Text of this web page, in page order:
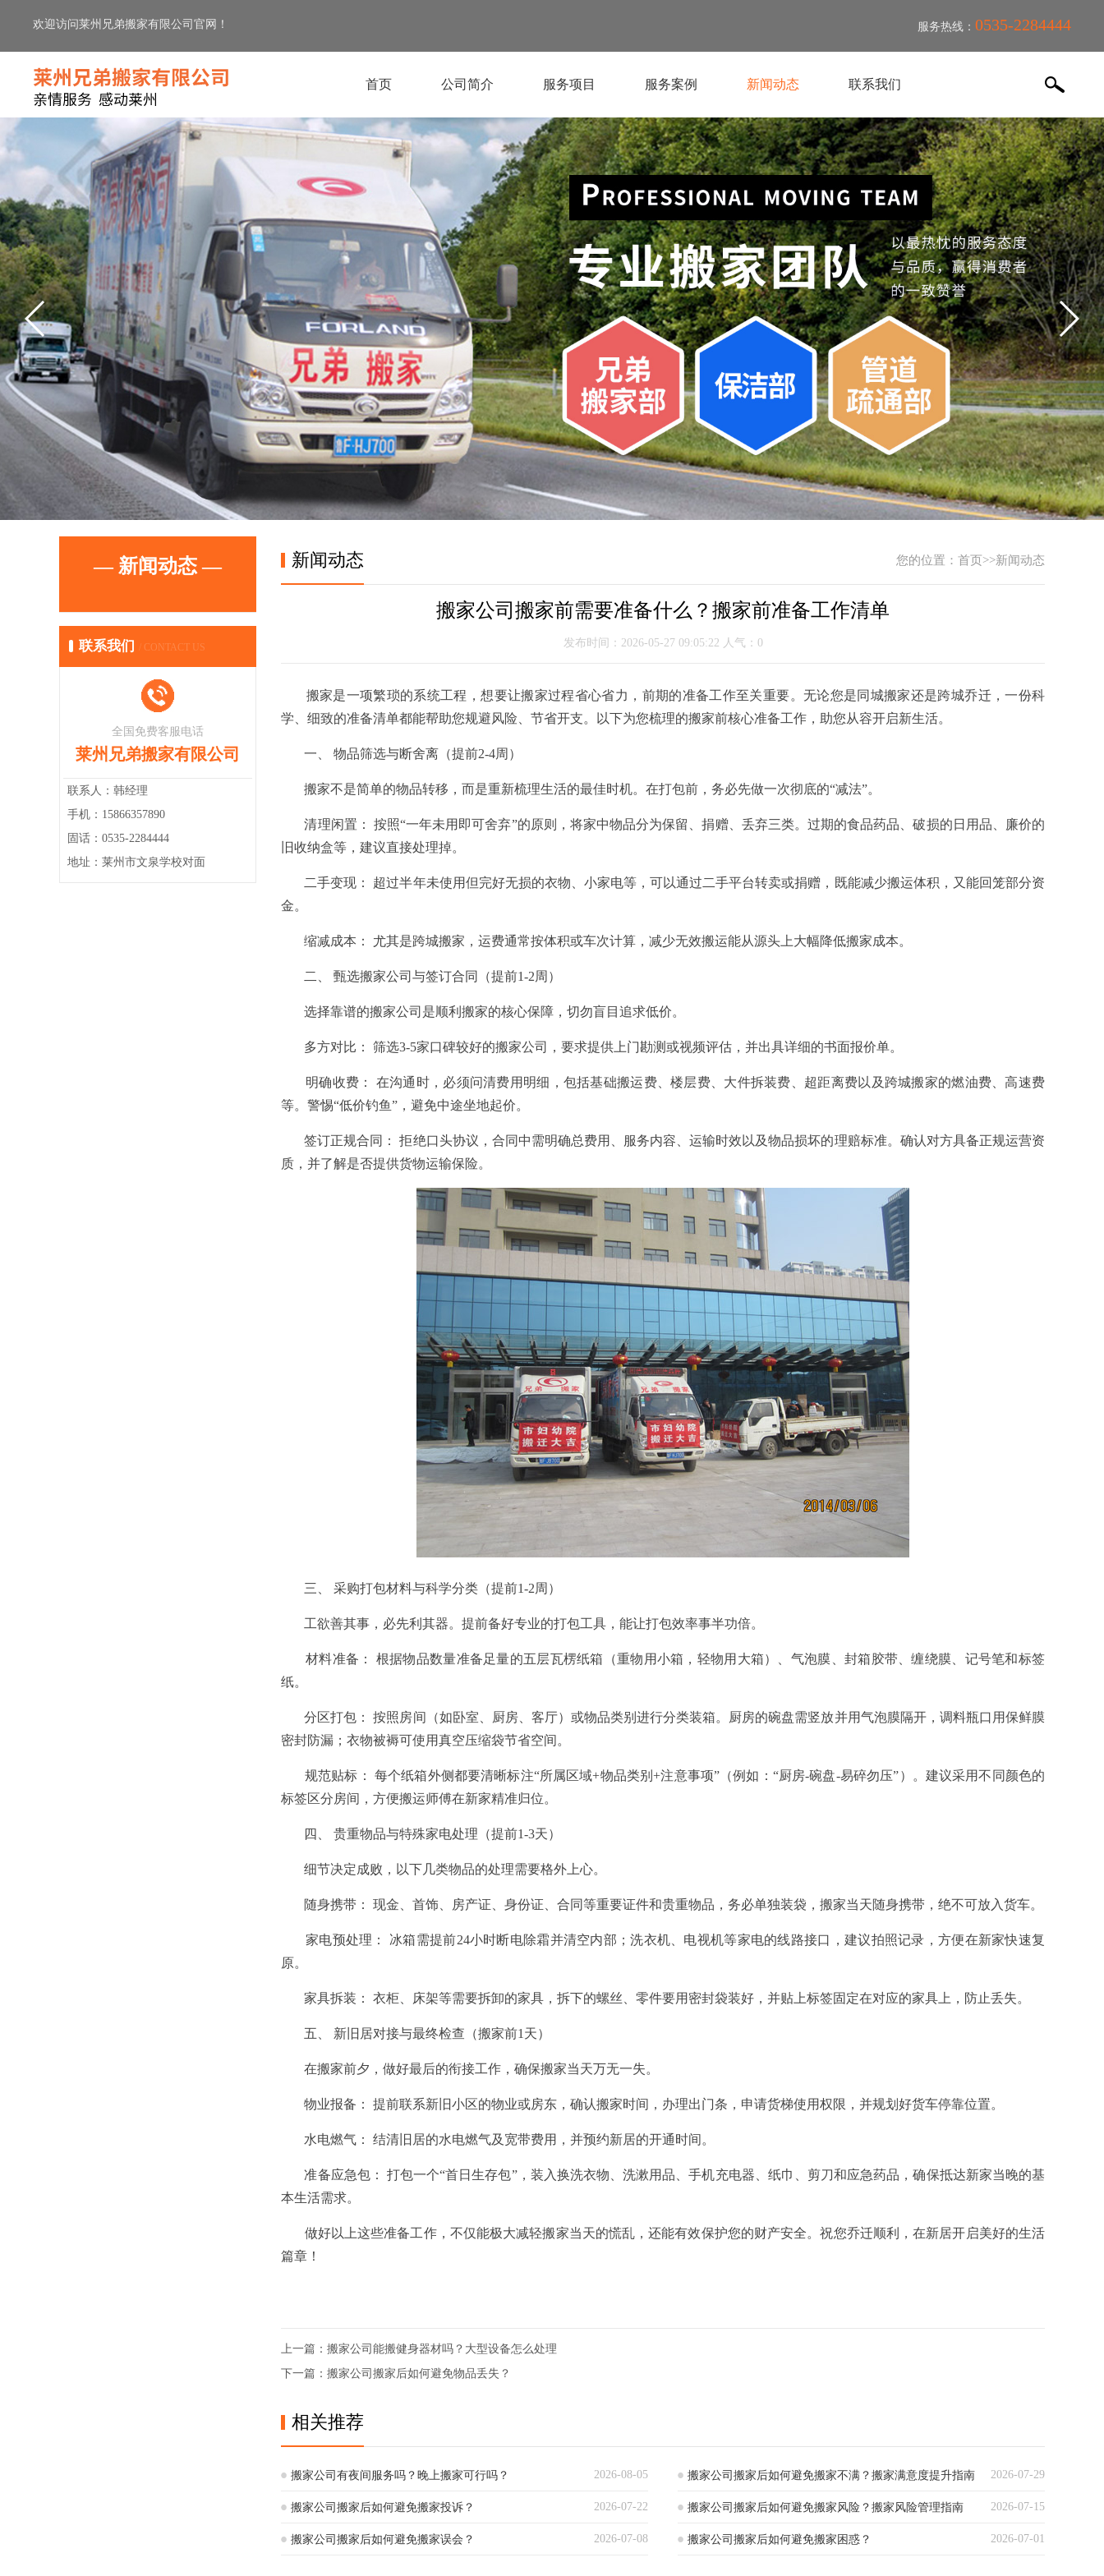
欢迎访问莱州兄弟搬家有限公司官网！ 服务热线： 0535-2284444
首页 公司简介 服务项目 服务案例 新闻动态 联系我们
— 新闻动态 —
联系我们 / CONTACT US
全国免费客服电话
莱州兄弟搬家有限公司
联系人：韩经理
手机：15866357890
固话：0535-2284444
地址：莱州市文泉学校对面
您的位置： 首页>>新闻动态
新闻动态
搬家公司搬家前需要准备什么？搬家前准备工作清单
发布时间：2026-05-27 09:05:22 人气：0
搬家是一项繁琐的系统工程，想要让搬家过程省心省力，前期的准备工作至关重要。无论您是同城搬家还是跨城乔迁，一份科
学、细致的准备清单都能帮助您规避风险、节省开支。以下为您梳理的搬家前核心准备工作，助您从容开启新生活。
一、 物品筛选与断舍离（提前2-4周）
搬家不是简单的物品转移，而是重新梳理生活的最佳时机。在打包前，务必先做一次彻底的“减法”。
清理闲置： 按照“一年未用即可舍弃”的原则，将家中物品分为保留、捐赠、丢弃三类。过期的食品药品、破损的日用品、廉价的
旧收纳盒等，建议直接处理掉。
二手变现： 超过半年未使用但完好无损的衣物、小家电等，可以通过二手平台转卖或捐赠，既能减少搬运体积，又能回笼部分资
金。
缩减成本： 尤其是跨城搬家，运费通常按体积或车次计算，减少无效搬运能从源头上大幅降低搬家成本。
二、 甄选搬家公司与签订合同（提前1-2周）
选择靠谱的搬家公司是顺利搬家的核心保障，切勿盲目追求低价。
多方对比： 筛选3-5家口碑较好的搬家公司，要求提供上门勘测或视频评估，并出具详细的书面报价单。
明确收费： 在沟通时，必须问清费用明细，包括基础搬运费、楼层费、大件拆装费、超距离费以及跨城搬家的燃油费、高速费
等。警惕“低价钓鱼”，避免中途坐地起价。
签订正规合同： 拒绝口头协议，合同中需明确总费用、服务内容、运输时效以及物品损坏的理赔标准。确认对方具备正规运营资
质，并了解是否提供货物运输保险。
三、 采购打包材料与科学分类（提前1-2周）
工欲善其事，必先利其器。提前备好专业的打包工具，能让打包效率事半功倍。
材料准备： 根据物品数量准备足量的五层瓦楞纸箱（重物用小箱，轻物用大箱）、气泡膜、封箱胶带、缠绕膜、记号笔和标签
纸。
分区打包： 按照房间（如卧室、厨房、客厅）或物品类别进行分类装箱。厨房的碗盘需竖放并用气泡膜隔开，调料瓶口用保鲜膜
密封防漏；衣物被褥可使用真空压缩袋节省空间。
规范贴标： 每个纸箱外侧都要清晰标注“所属区域+物品类别+注意事项”（例如：“厨房-碗盘-易碎勿压”）。建议采用不同颜色的
标签区分房间，方便搬运师傅在新家精准归位。
四、 贵重物品与特殊家电处理（提前1-3天）
细节决定成败，以下几类物品的处理需要格外上心。
随身携带： 现金、首饰、房产证、身份证、合同等重要证件和贵重物品，务必单独装袋，搬家当天随身携带，绝不可放入货车。
家电预处理： 冰箱需提前24小时断电除霜并清空内部；洗衣机、电视机等家电的线路接口，建议拍照记录，方便在新家快速复
原。
家具拆装： 衣柜、床架等需要拆卸的家具，拆下的螺丝、零件要用密封袋装好，并贴上标签固定在对应的家具上，防止丢失。
五、 新旧居对接与最终检查（搬家前1天）
在搬家前夕，做好最后的衔接工作，确保搬家当天万无一失。
物业报备： 提前联系新旧小区的物业或房东，确认搬家时间，办理出门条，申请货梯使用权限，并规划好货车停靠位置。
水电燃气： 结清旧居的水电燃气及宽带费用，并预约新居的开通时间。
准备应急包： 打包一个“首日生存包”，装入换洗衣物、洗漱用品、手机充电器、纸巾、剪刀和应急药品，确保抵达新家当晚的基
本生活需求。
做好以上这些准备工作，不仅能极大减轻搬家当天的慌乱，还能有效保护您的财产安全。祝您乔迁顺利，在新居开启美好的生活
篇章！
上一篇： 搬家公司能搬健身器材吗？大型设备怎么处理
下一篇： 搬家公司搬家后如何避免物品丢失？
相关推荐
2026-08-05
搬家公司有夜间服务吗？晚上搬家可行吗？ 2026-07-29
搬家公司搬家后如何避免搬家不满？搬家满意度提升指南
2026-07-22
搬家公司搬家后如何避免搬家投诉？ 2026-07-15
搬家公司搬家后如何避免搬家风险？搬家风险管理指南
2026-07-08
搬家公司搬家后如何避免搬家误会？ 2026-07-01
搬家公司搬家后如何避免搬家困惑？